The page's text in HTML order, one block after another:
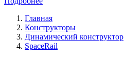
Главная
Конструкторы
Динамический конструктор
SpaceRail